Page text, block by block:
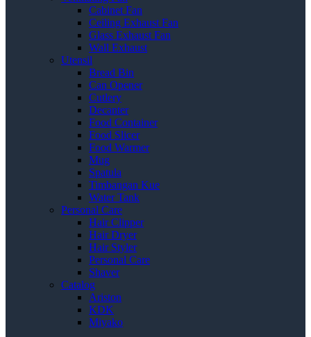
Cabinet Fan
Ceiling Exhaust Fan
Glass Exhaust Fan
Wall Exhaust
Utensil
Bread Bin
Can Opener
Cutlery
Decanter
Food Container
Food Slicer
Food Warmer
Mug
Spatula
Timbangan Kue
Water Tank
Personal Care
Hair Clipper
Hair Dryer
Hair Styler
Personal Care
Shaver
Catalog
Ariston
KDK
Miyako